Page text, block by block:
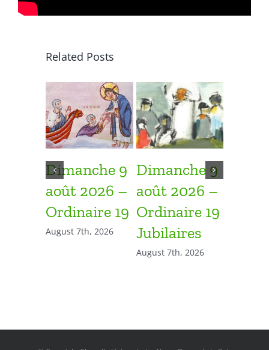
Related Posts
Dimanche 9
août 2026 –
Ordinaire 19
August 7th, 2026
Dimanche 9
août 2026 –
Ordinaire 19
Jubilaires
August 7th, 2026